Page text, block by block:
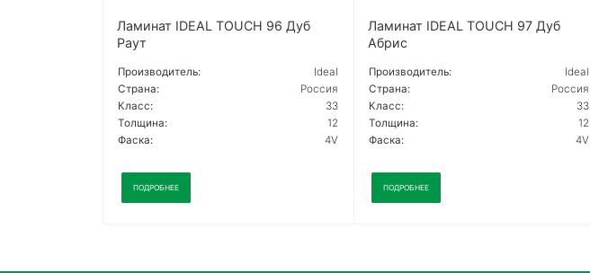
Ламинат IDEAL TOUCH 96 Дуб
Раут
Производитель:
Ideal
Страна:
Россия
Класс:
33
Толщина:
12
Фаска:
4V
ПОДРОБНЕЕ
Ламинат IDEAL TOUCH 97 Дуб
Абрис
Производитель:
Ideal
Страна:
Россия
Класс:
33
Толщина:
12
Фаска:
4V
ПОДРОБНЕЕ